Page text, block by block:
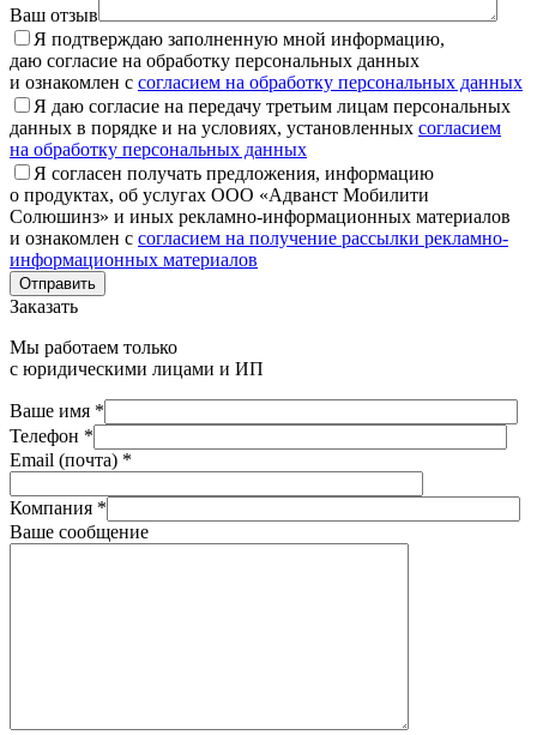
Ваш отзыв
Я подтверждаю заполненную мной информацию,
даю согласие на обработку персональных данных
и ознакомлен с согласием на обработку персональных данных
Я даю согласие на передачу третьим лицам персональных
данных в порядке и на условиях, установленных согласием
на обработку персональных данных
Я согласен получать предложения, информацию
о продуктах, об услугах ООО «Адванст Мобилити
Солюшинз» и иных рекламно-информационных материалов
и ознакомлен с согласием на получение рассылки рекламно-
информационных материалов
Отправить
Заказать
Мы работаем только
с юридическими лицами и ИП
Ваше имя *
Телефон *
Email (почта) *
Компания *
Ваше сообщение